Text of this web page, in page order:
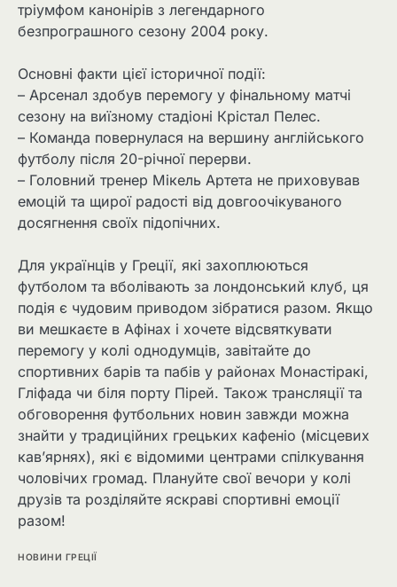
тріумфом канонірів з легендарного
безпрограшного сезону 2004 року.
Основні факти цієї історичної події:
– Арсенал здобув перемогу у фінальному матчі
сезону на виїзному стадіоні Крістал Пелес.
– Команда повернулася на вершину англійського
футболу після 20-річної перерви.
– Головний тренер Мікель Артета не приховував
емоцій та щирої радості від довгоочікуваного
досягнення своїх підопічних.
Для українців у Греції, які захоплюються
футболом та вболівають за лондонський клуб, ця
подія є чудовим приводом зібратися разом. Якщо
ви мешкаєте в Афінах і хочете відсвяткувати
перемогу у колі однодумців, завітайте до
спортивних барів та пабів у районах Монастіракі,
Гліфада чи біля порту Пірей. Також трансляції та
обговорення футбольних новин завжди можна
знайти у традиційних грецьких кафеніо (місцевих
кав’ярнях), які є відомими центрами спілкування
чоловічих громад. Плануйте свої вечори у колі
друзів та розділяйте яскраві спортивні емоції
разом!
НОВИНИ ГРЕЦІЇ